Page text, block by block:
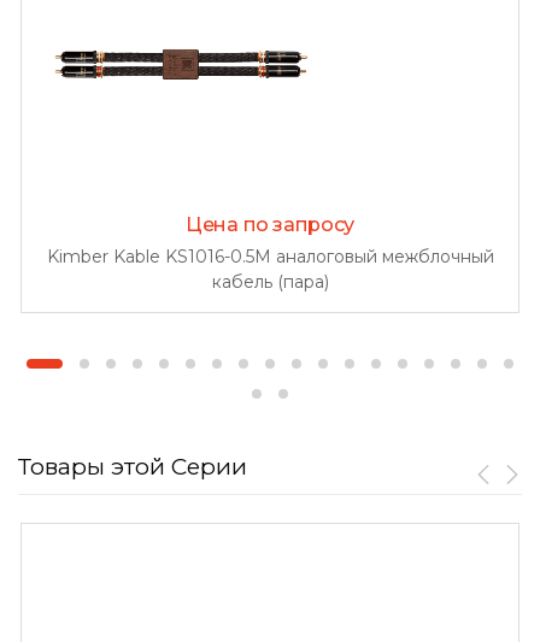
Цена по запросу
Kimber Kable KS1016-0.5M аналоговый межблочный
кабель (пара)
Товары этой Серии